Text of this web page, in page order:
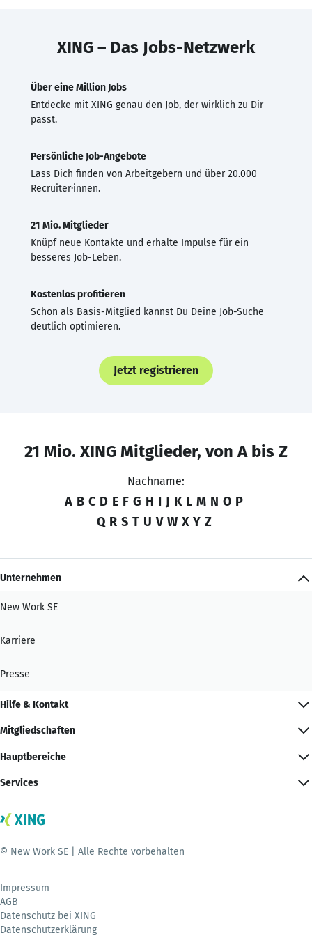
XING – Das Jobs-Netzwerk
Über eine Million Jobs
Entdecke mit XING genau den Job, der wirklich zu Dir
passt.
Persönliche Job-Angebote
Lass Dich finden von Arbeitgebern und über 20.000
Recruiter·innen.
21 Mio. Mitglieder
Knüpf neue Kontakte und erhalte Impulse für ein
besseres Job-Leben.
Kostenlos profitieren
Schon als Basis-Mitglied kannst Du Deine Job-Suche
deutlich optimieren.
Jetzt registrieren
21 Mio. XING Mitglieder, von A bis Z
Nachname:
A B C D E F G H I J K L M N O P
Q R S T U V W X Y Z
Unternehmen
New Work SE
Karriere
Presse
Hilfe & Kontakt
Mitgliedschaften
Hauptbereiche
Services
© New Work SE | Alle Rechte vorbehalten
Impressum
AGB
Datenschutz bei XING
Datenschutzerklärung